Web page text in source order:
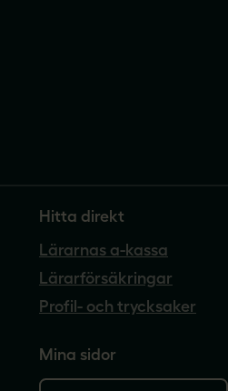
Hitta direkt
Lärarnas a-kassa
Lärarförsäkringar
Profil- och trycksaker
Mina sidor